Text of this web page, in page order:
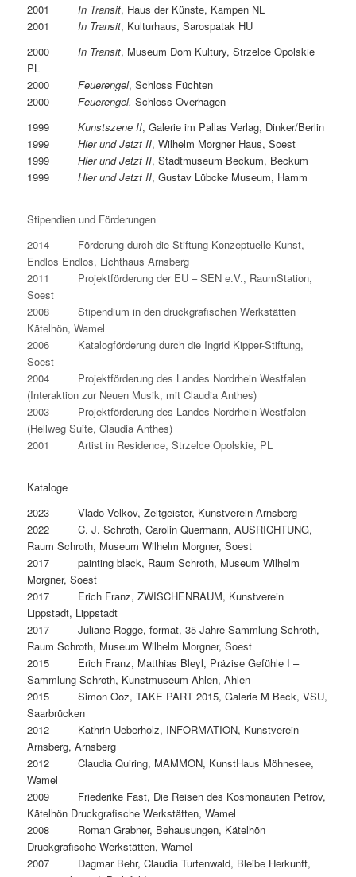
2001 In Transit, Haus der Künste, Kampen NL
2001 In Transit, Kulturhaus, Sarospatak HU
2000 In Transit, Museum Dom Kultury, Strzelce Opolskie
PL
2000 Feuerengel, Schloss Füchten
2000 Feuerengel, Schloss Overhagen
1999 Kunstszene II, Galerie im Pallas Verlag, Dinker/Berlin
1999 Hier und Jetzt II, Wilhelm Morgner Haus, Soest
1999 Hier und Jetzt II, Stadtmuseum Beckum, Beckum
1999 Hier und Jetzt II, Gustav Lübcke Museum, Hamm
Stipendien und Förderungen
2014 Förderung durch die Stiftung Konzeptuelle Kunst,
Endlos Endlos, Lichthaus Arnsberg
2011 Projektförderung der EU – SEN e.V., RaumStation,
Soest
2008 Stipendium in den druckgrafischen Werkstätten
Kätelhön, Wamel
2006 Katalogförderung durch die Ingrid Kipper-Stiftung,
Soest
2004 Projektförderung des Landes Nordrhein Westfalen
(Interaktion zur Neuen Musik, mit Claudia Anthes)
2003 Projektförderung des Landes Nordrhein Westfalen
(Hellweg Suite, Claudia Anthes)
2001 Artist in Residence, Strzelce Opolskie, PL
Kataloge
2023 Vlado Velkov, Zeitgeister, Kunstverein Arnsberg
2022 C. J. Schroth, Carolin Quermann, AUSRICHTUNG,
Raum Schroth, Museum Wilhelm Morgner, Soest
2017 painting black, Raum Schroth, Museum Wilhelm
Morgner, Soest
2017 Erich Franz, ZWISCHENRAUM, Kunstverein
Lippstadt, Lippstadt
2017 Juliane Rogge, format, 35 Jahre Sammlung Schroth,
Raum Schroth, Museum Wilhelm Morgner, Soest
2015 Erich Franz, Matthias Bleyl, Präzise Gefühle I –
Sammlung Schroth, Kunstmuseum Ahlen, Ahlen
2015 Simon Ooz, TAKE PART 2015, Galerie M Beck, VSU,
Saarbrücken
2012 Kathrin Ueberholz, INFORMATION, Kunstverein
Arnsberg, Arnsberg
2012 Claudia Quiring, MAMMON, KunstHaus Möhnesee,
Wamel
2009 Friederike Fast, Die Reisen des Kosmonauten Petrov,
Kätelhön Druckgrafische Werkstätten, Wamel
2008 Roman Grabner, Behausungen, Kätelhön
Druckgrafische Werkstätten, Wamel
2007 Dagmar Behr, Claudia Turtenwald, Bleibe Herkunft,